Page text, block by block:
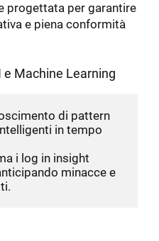
progettata per garantire
e piena conformità
Machine Learning
di pattern
in tempo
i log in insight
minacce e